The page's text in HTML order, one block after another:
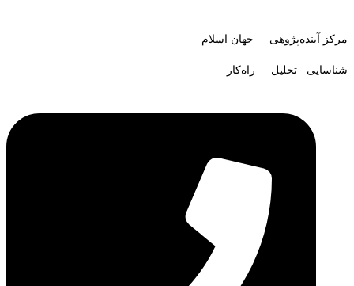
مرکز آینده‌پژوهی جهان اسلام
شناسایی تحلیل راه‌کار